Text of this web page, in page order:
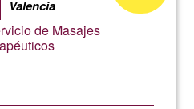
Valencia
de Masajes